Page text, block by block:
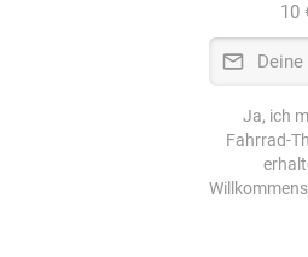
10
Ja, ich
Fahrrad-